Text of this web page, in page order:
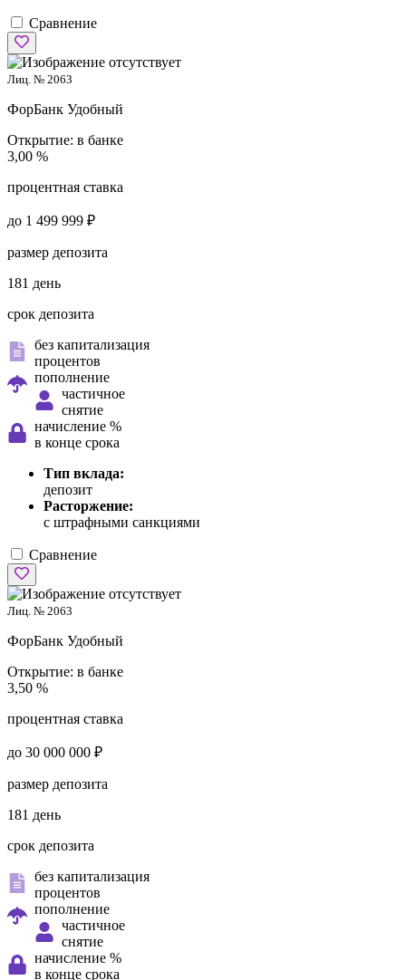
Сравнение
Лиц. № 2063
ФорБанк Удобный
Открытие: в банке
3,00 %
процентная ставка
до 1 499 999 ₽
размер депозита
181 день
срок депозита
без капитализация
процентов
пополнение
частичное
снятие
начисление %
в конце срока
Тип вклада:
депозит
Расторжение:
с штрафными санкциями
Сравнение
Лиц. № 2063
ФорБанк Удобный
Открытие: в банке
3,50 %
процентная ставка
до 30 000 000 ₽
размер депозита
181 день
срок депозита
без капитализация
процентов
пополнение
частичное
снятие
начисление %
в конце срока